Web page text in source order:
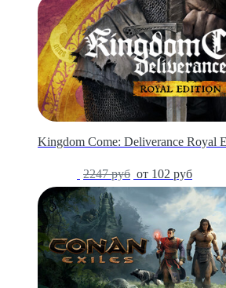
Kingdom Come: Deliverance Royal
2247 руб от 102 руб